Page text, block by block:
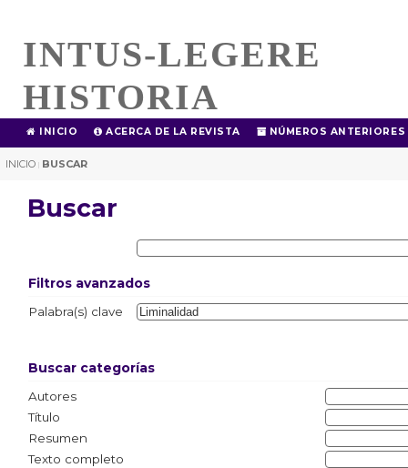
INTUS-LEGERE
HISTORIA
INICIO ACERCA DE LA REVISTA NÚMEROS ANTERIORES
INICIO | BUSCAR
Buscar
Filtros avanzados
Palabra(s) clave
Buscar categorías
Autores
Título
Resumen
Texto completo